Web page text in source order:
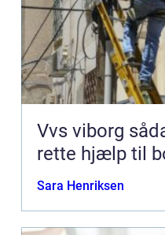
Vvs viborg sådan vælger du den
rette hjælp til
Sara Henriksen